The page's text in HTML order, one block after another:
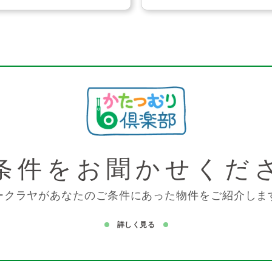
件を お聞かせくだ
クラヤがあなたのご条件にあった物件をご紹介しま
詳しく見る